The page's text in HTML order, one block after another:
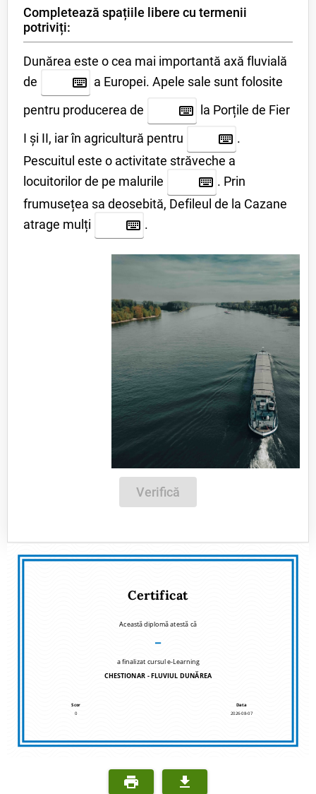
Completează spațiile libere cu termenii
potriviți:
Dunărea este o cea mai importantă axă fluvială
de
a Europei. Apele sale sunt folosite
pentru producerea de
la Porțile de Fier
I și II, iar în agricultură pentru
.
Pescuitul este o activitate străveche a
locuitorilor de pe malurile
. Prin
frumusețea sa deosebită, Defileul de la Cazane
atrage mulți
.
Verifică
Certificat
Această diplomă atestă că
–
a finalizat cursul e-Learning
CHESTIONAR - FLUVIUL DUNĂREA
Scor
0
Data
2026-08-07